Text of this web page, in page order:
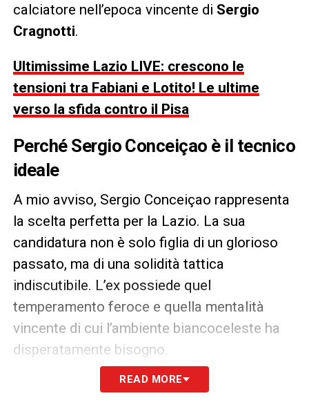
calciatore nell’epoca vincente di Sergio
Cragnotti.
Ultimissime Lazio LIVE: crescono le
tensioni tra Fabiani e Lotito! Le ultime
verso la sfida contro il Pisa
Perché Sergio Conceiçao è il tecnico
ideale
A mio avviso, Sergio Conceiçao rappresenta
la scelta perfetta per la Lazio. La sua
candidatura non è solo figlia di un glorioso
passato, ma di una solidità tattica
indiscutibile. L’ex possiede quel
temperamento feroce e quella mentalità
vincente di cui l’ambiente biancoceleste ha
disperatamente bisogno.
Un uomo che ha saputo imporre la sua
READ MORE